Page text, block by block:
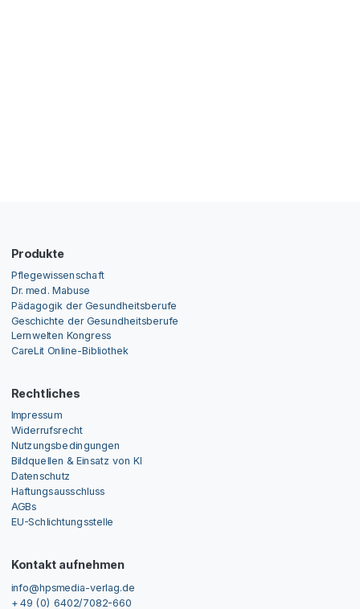
Produkte
Pflegewissenschaft
Dr. med. Mabuse
Pädagogik der Gesundheitsberufe
Geschichte der Gesundheitsberufe
Lernwelten Kongress
CareLit Online-Bibliothek
Rechtliches
Impressum
Widerrufsrecht
Nutzungsbedingungen
Bildquellen & Einsatz von KI
Datenschutz
Haftungsausschluss
AGBs
EU-Schlichtungsstelle
Kontakt aufnehmen
info@hpsmedia-verlag.de
+ 49 (0) 6402/7082-660